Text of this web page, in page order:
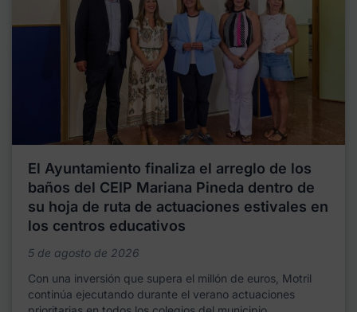
El Ayuntamiento finaliza el arreglo de los
baños del CEIP Mariana Pineda dentro de
su hoja de ruta de actuaciones estivales en
los centros educativos
5 de agosto de 2026
Con una inversión que supera el millón de euros, Motril
continúa ejecutando durante el verano actuaciones